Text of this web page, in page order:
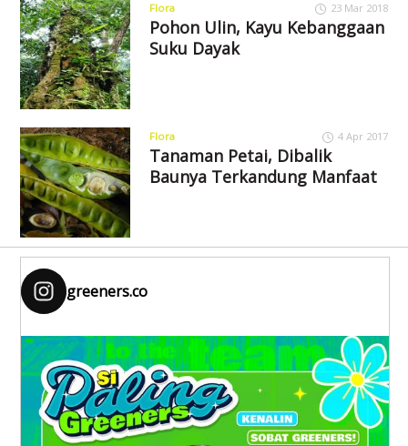
Flora 23 Mar 2018
Pohon Ulin, Kayu Kebanggaan
Suku Dayak
Flora 4 Apr 2017
Tanaman Petai, Dibalik
Baunya Terkandung Manfaat
greeners.co